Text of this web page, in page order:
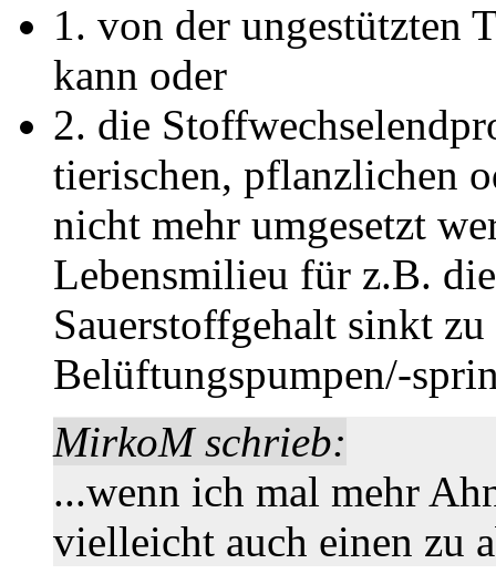
1. von der ungestützten
kann oder
2. die
tierischen, pflanzlichen
nicht mehr umgesetzt
Lebensmilieu für z.B.
Sauerstoffgehalt sinkt zu
Belüftungspumpen/-
MirkoM schrieb:
...wenn ich mal mehr
vielleicht auch einen zu